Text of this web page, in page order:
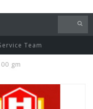
Team
gm